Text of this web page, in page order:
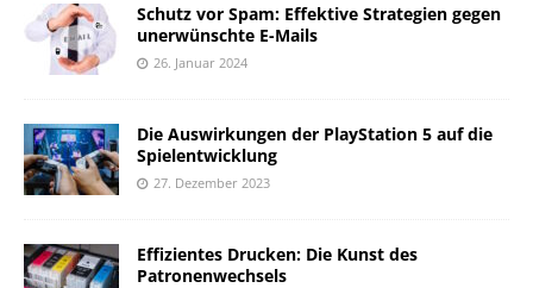
Schutz vor Spam: Effektive Strategien gegen
unerwünschte E-Mails
26. Januar 2024
Die Auswirkungen der PlayStation 5 auf die
Spielentwicklung
27. Dezember 2023
Effizientes Drucken: Die Kunst des
Patronenwechsels